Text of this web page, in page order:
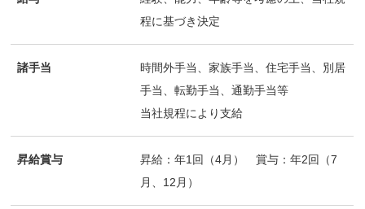
程に基づき決定
諸手当
時間外手当、家族手当、住宅手当、別居
手当、転勤手当、通勤手当等
当社規程により支給
昇給賞与
昇給：年1回（4月） 賞与：年2回（7
月、12月）